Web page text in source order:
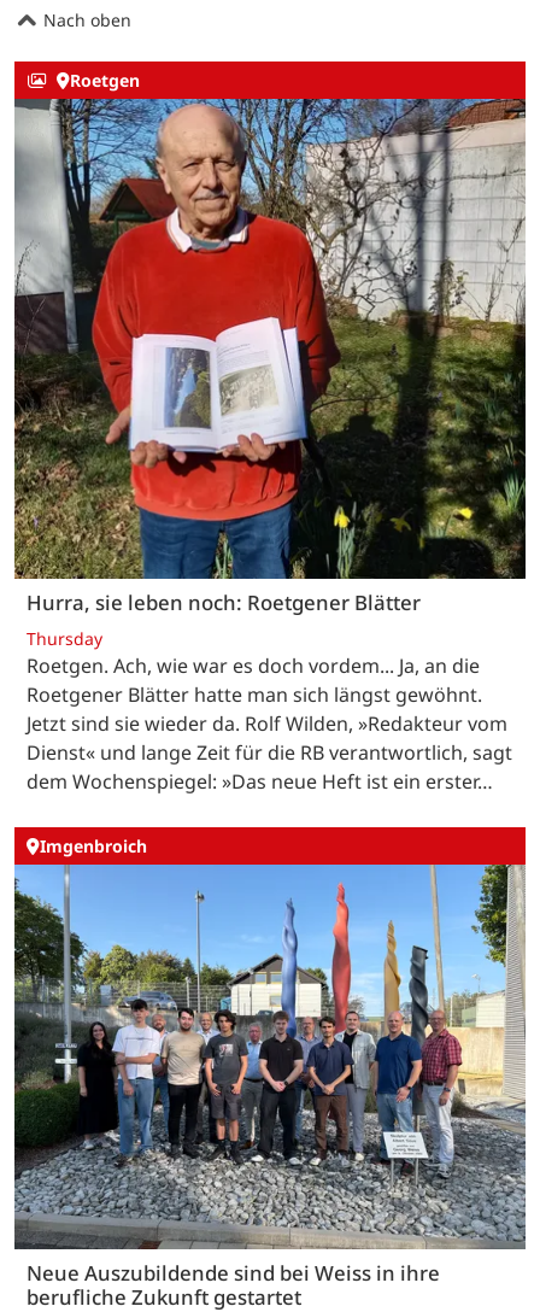
Nach oben
Roetgen
Hurra, sie leben noch: Roetgener Blätter
Thursday
Roetgen. Ach, wie war es doch vordem... Ja, an die
Roetgener Blätter hatte man sich längst gewöhnt.
Jetzt sind sie wieder da. Rolf Wilden, »Redakteur vom
Dienst« und lange Zeit für die RB verantwortlich, sagt
dem Wochenspiegel: »Das neue Heft ist ein erster…
Imgenbroich
Neue Auszubildende sind bei Weiss in ihre
berufliche Zukunft gestartet